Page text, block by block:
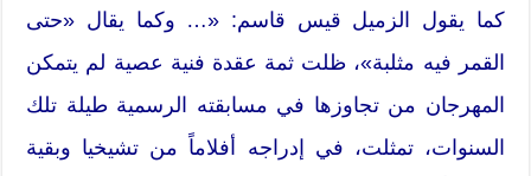
كما يقول الزميل قيس قاسم: «… وكما يقال «حتى
القمر فيه مثلبة»، ظلت ثمة عقدة فنية عصية لم يتمكن
المهرجان من تجاوزها في مسابقته الرسمية طيلة تلك
السنوات، تمثلت، في إدراجه أفلاماً من تشيخيا وبقية